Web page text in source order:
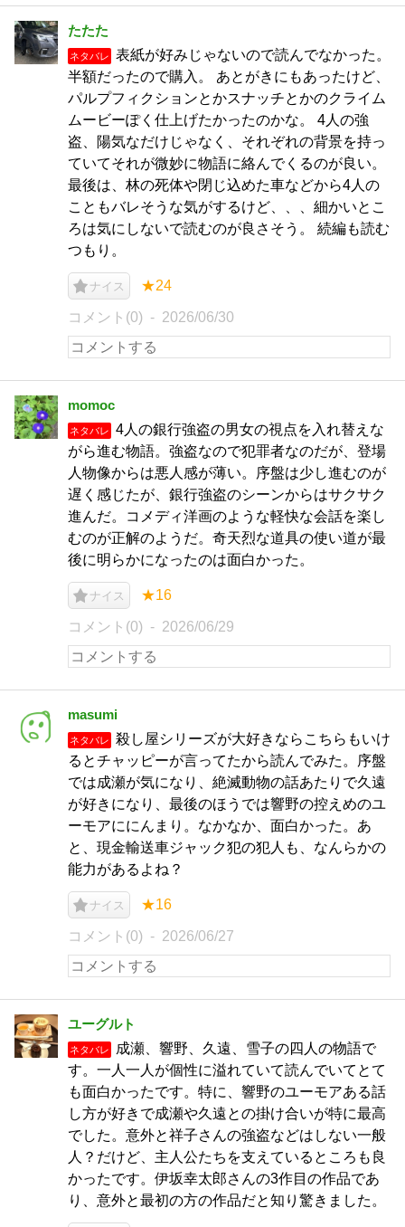
たたた
ネタバレ
表紙が好みじゃないので読んでなかった。
半額だったので購入。 あとがきにもあったけど、
パルプフィクションとかスナッチとかのクライム
ムービーぽく仕上げたかったのかな。 4人の強
盗、陽気なだけじゃなく、それぞれの背景を持っ
ていてそれが微妙に物語に絡んでくるのが良い。
最後は、林の死体や閉じ込めた車などから4人の
こともバレそうな気がするけど、、、細かいとこ
ろは気にしないで読むのが良さそう。 続編も読む
つもり。
ナイス ★24
コメント(0) 2026/06/30
momoc
ネタバレ
4人の銀行強盗の男女の視点を入れ替えな
がら進む物語。強盗なので犯罪者なのだが、登場
人物像からは悪人感が薄い。序盤は少し進むのが
遅く感じたが、銀行強盗のシーンからはサクサク
進んだ。コメディ洋画のような軽快な会話を楽し
むのが正解のようだ。奇天烈な道具の使い道が最
後に明らかになったのは面白かった。
ナイス ★16
コメント(0) 2026/06/29
masumi
ネタバレ
殺し屋シリーズが大好きならこちらもいけ
るとチャッピーが言ってたから読んでみた。序盤
では成瀬が気になり、絶滅動物の話あたりで久遠
が好きになり、最後のほうでは響野の控えめのユ
ーモアににんまり。なかなか、面白かった。あ
と、現金輸送車ジャック犯の犯人も、なんらかの
能力があるよね？
ナイス ★16
コメント(0) 2026/06/27
ユーグルト
ネタバレ
成瀬、響野、久遠、雪子の四人の物語で
す。一人一人が個性に溢れていて読んでいてとて
も面白かったです。特に、響野のユーモアある話
し方が好きで成瀬や久遠との掛け合いが特に最高
でした。意外と祥子さんの強盗などはしない一般
人？だけど、主人公たちを支えているところも良
かったです。伊坂幸太郎さんの3作目の作品であ
り、意外と最初の方の作品だと知り驚きました。